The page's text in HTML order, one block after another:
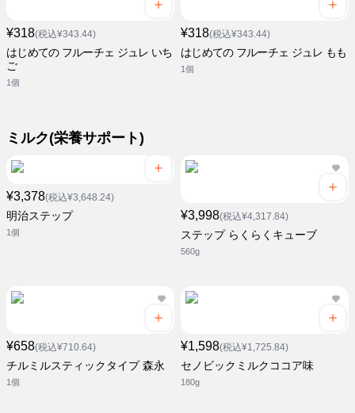
¥318(税込¥343.44)
はじめての フルーチェ ジュレ いち
ご
1個
¥318(税込¥343.44)
はじめての フルーチェ ジュレ もも
1個
ミルク(栄養サポート)
¥3,378(税込¥3,648.24)
明治ステップ
1個
¥3,998(税込¥4,317.84)
ステップ らくらくキューブ
560g
¥658(税込¥710.64)
チルミルスティックタイプ 森永
1個
¥1,598(税込¥1,725.84)
セノビックミルクココア味
180g